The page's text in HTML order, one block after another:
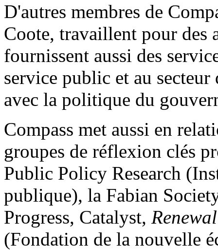
D'autres membres de
Coote, travaillent pour des
fournissent aussi des
service public et au
avec la politique du
Compass met aussi en
groupes de réflexion clés
Public Policy Research
publique), la Fabian
Progress, Catalyst, Renewal
(Fondation de la nouvelle